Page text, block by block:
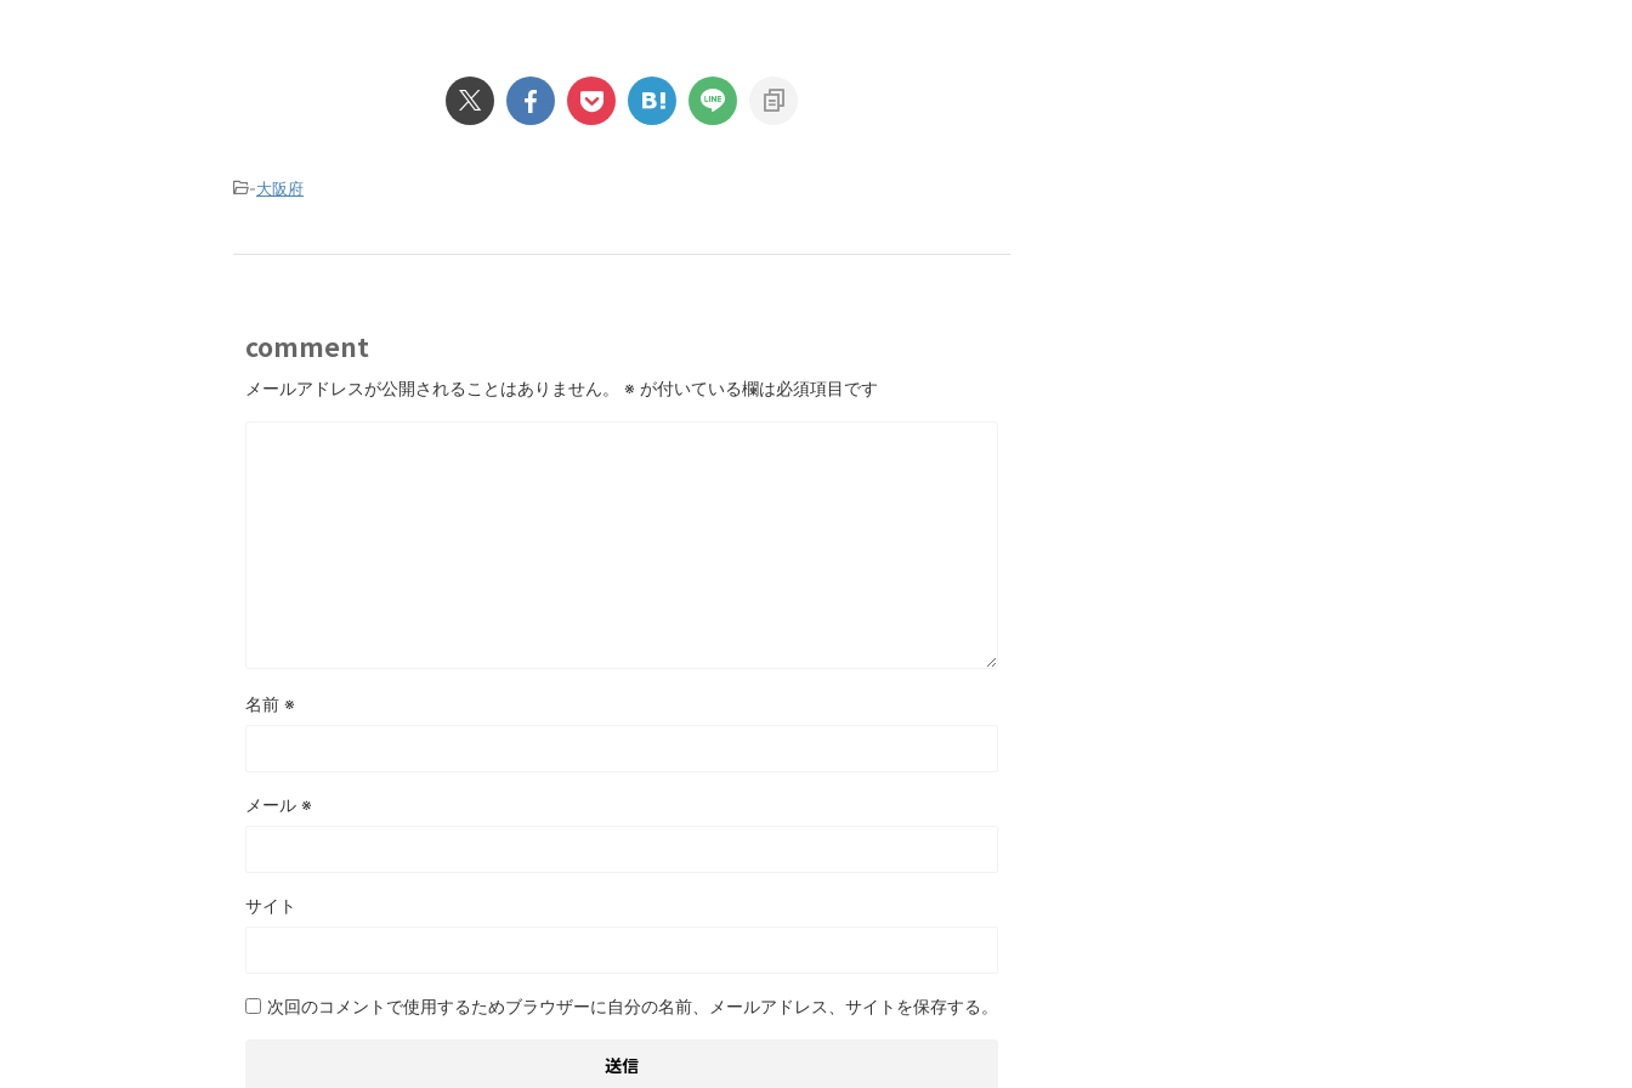
-大阪府
comment
メールアドレスが公開されることはありません。 ※ が付いている欄は必須項目です
名前 ※
メール ※
サイト
次回のコメントで使用するためブラウザーに自分の名前、メールアドレス、サイトを保存する。